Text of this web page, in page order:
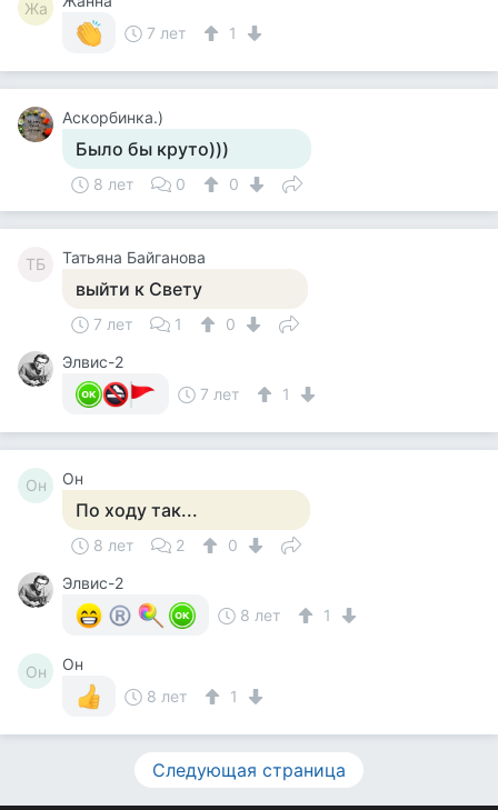
Жа
7 лет
1
Аскорбинка.)
Было бы круто)))
8 лет 0 0
ТБ Татьяна Байганова
выйти к Свету
7 лет 1
0
Элвис-2
7 лет
1
Он Он
По ходу так...
8 лет 2
0
Элвис-2
8 лет
1
Он
Он
8 лет
1
Следующая страница